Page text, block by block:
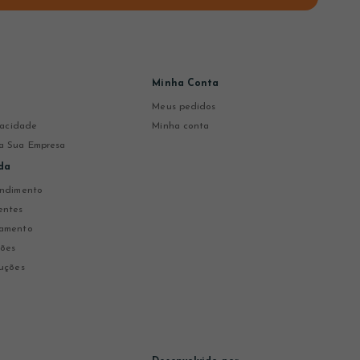
Sua Empresa
Minha Conta
Meus pedidos
Minha conta